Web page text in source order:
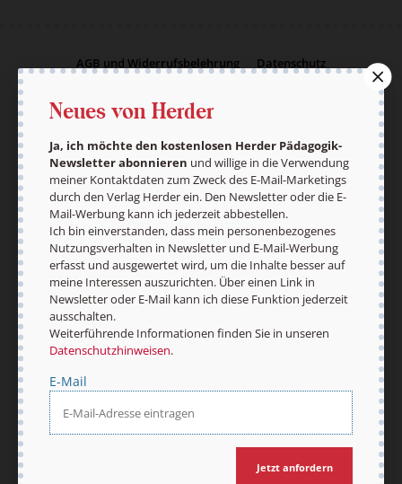
AGB und Widerrufsbelehrung
Datenschutz
Vertrag widerrufen Abo online kündigen
Neues von Herder
Ja, ich möchte den kostenlosen Herder Pädagogik-
Newsletter abonnieren und willige in die Verwendung
meiner Kontaktdaten zum Zweck des E-Mail-Marketings
durch den Verlag Herder ein. Den Newsletter oder die E-
Mail-Werbung kann ich jederzeit abbestellen.
Ich bin einverstanden, dass mein personenbezogenes
Nutzungsverhalten in Newsletter und E-Mail-Werbung
erfasst und ausgewertet wird, um die Inhalte besser auf
meine Interessen auszurichten. Über einen Link in
Newsletter oder E-Mail kann ich diese Funktion jederzeit
ausschalten.
Weiterführende Informationen finden Sie in unseren
Datenschutzhinweisen.
E-Mail
Jetzt anfordern